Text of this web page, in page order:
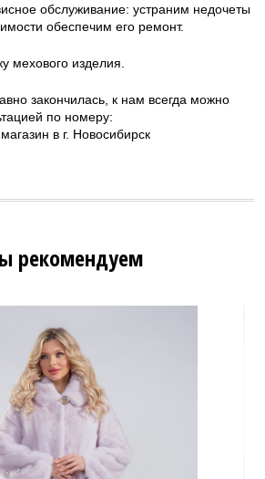
обслуживание: устраним недочеты
обеспечим его ремонт.
мехового изделия.
закончилась, к нам всегда можно
по номеру:
в г. Новосибирск
рекомендуем